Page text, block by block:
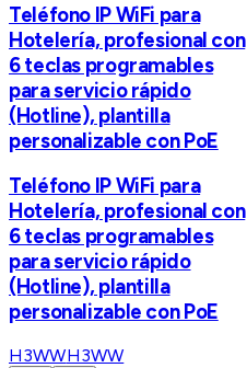
Teléfono IP WiFi para
Hotelería, profesional con
6 teclas programables
para servicio rápido
(Hotline), plantilla
personalizable con PoE
Teléfono IP WiFi para
Hotelería, profesional con
6 teclas programables
para servicio rápido
(Hotline), plantilla
personalizable con PoE
H3WWH3WW